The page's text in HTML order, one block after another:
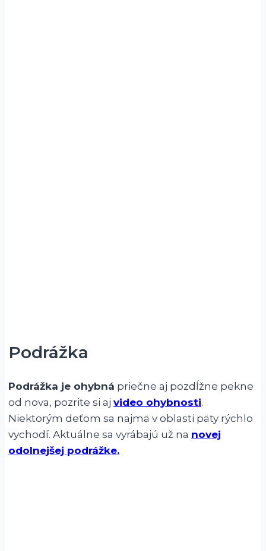
Podrážka
Podrážka je ohybná priečne aj pozdĺžne pekne
od nova, pozrite si aj video ohybnosti.
Niektorým deťom sa najmä v oblasti päty rýchlo
vychodí. Aktuálne sa vyrábajú už na novej
odolnejšej podrážke.